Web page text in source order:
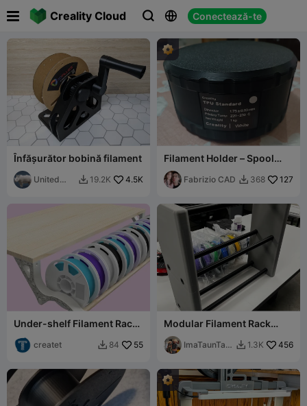
Creality Cloud   Conectează-te
 
Înfășurător bobină filament
United
 19.2K 4.5K
Filament Holder – Spool
Container
Fabrizio CAD  368 127
Under-shelf Filament Rack
createt  84 55
Modular Filament Rack
[Fully Printable, holds
14kg's+]ImaTaunTau
 1.3K 456